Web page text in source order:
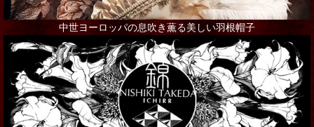
中世ヨーロッパの息吹き薫る美しい羽根帽子